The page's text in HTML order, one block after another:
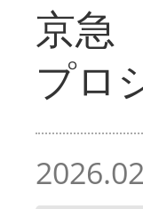
京急
プロ